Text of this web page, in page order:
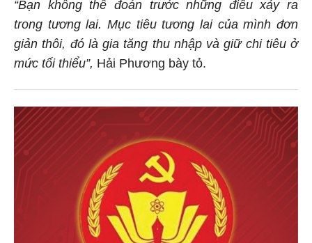
“Bạn không thể đoán trước những điều xảy ra
trong tương lai. Mục tiêu tương lai của mình đơn
giản thôi, đó là gia tăng thu nhập và giữ chi tiêu ở
mức tối thiểu”, Hải Phương bày tỏ.